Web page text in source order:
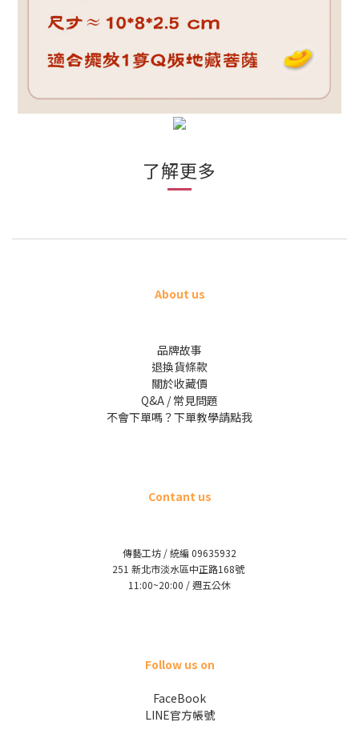
了解更多
About us
品牌故事
退換貨條款
關於收藏價
Q&A / 常見問題
不會下單嗎？下單教學請點我
Contant us
傳藝工坊 / 統編 09635932
251 新北市淡水區中正路168號
11:00~20:00 / 週五公休
Follow us on
FaceBook
LINE官方帳號